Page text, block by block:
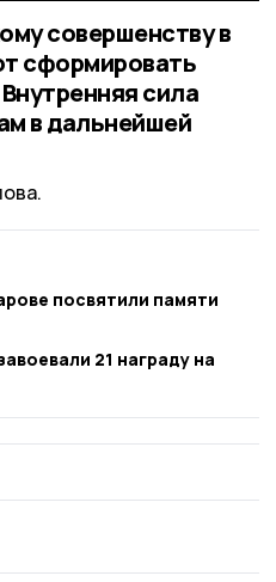
совершенству в
сформировать
сила
в дальнейшей
посвятили памяти
21 награду на